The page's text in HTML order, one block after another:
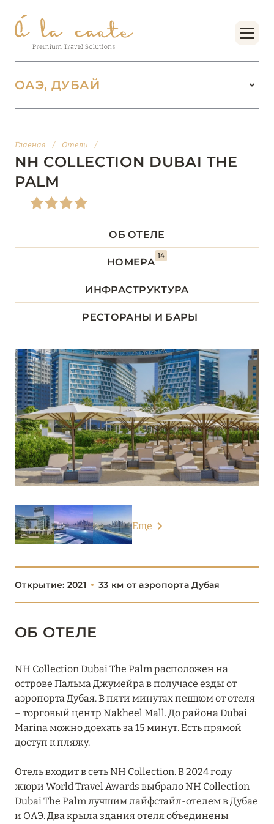
ОАЭ, ДУБАЙ
АБУ-ДАБИ
Address Beach Resort
Address Downtown
Anantara The Palm Dubai Resort
Anantara World Islands Dubai Resort
Andaz Dubai The Palm
Armani Hotel Dubai
Atlantis The Palm
Atlantis The Royal
Bab Al Shams
Banyan Tree Dubai
Burj Al Arab Jumeirah
Delano Dubai
Four Seasons Resort Dubai at Jumeirah Beach
Grosvenor House Dubai
Habtoor Grand Resort
JA Lake View Hotel
JA Ocean View Hotel
Главная / Отели /
NH COLLECTION DUBAI THE
PALM
ОБ ОТЕЛЕ
НОМЕРА
14
ИНФРАСТРУКТУРА
РЕСТОРАНЫ И БАРЫ
Еще
Открытие: 2021 33 км от аэропорта Дубая
ОБ ОТЕЛЕ
NH Collection Dubai The Palm расположен на
острове Пальма Джумейра в получасе езды от
аэропорта Дубая. В пяти минутах пешком от отеля
– торговый центр Nakheel Mall. До района Dubai
Marina можно доехать за 15 минут. Есть прямой
доступ к пляжу.
Отель входит в сеть NH Collection. В 2024 году
жюри World Travel Awards выбрало NH Collection
Dubai The Palm лучшим лайфстайл-отелем в Дубае
и ОАЭ. Два крыла здания отеля объединены